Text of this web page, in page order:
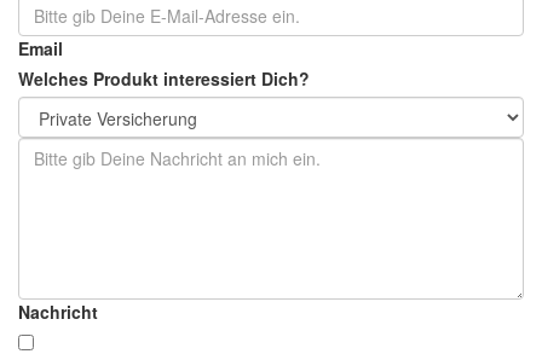
Email
Welches Produkt interessiert Dich?
Nachricht